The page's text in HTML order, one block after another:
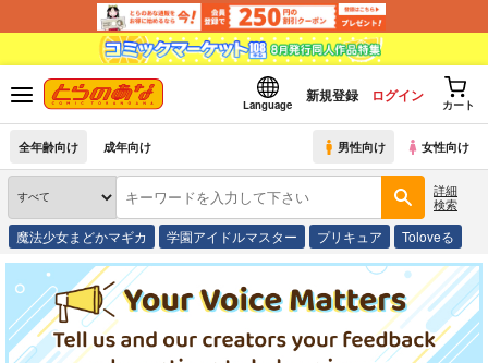
Language
新規登録 ログイン
カート
全年齢向け 成年向け 男性向け 女性向け
詳細
検索
魔法少女まどかマギカ 学園アイドルマスター プリキュア Toloveる